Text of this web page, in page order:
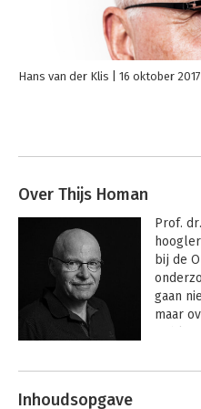
Hans van der Klis 16 oktober 2017
Over Thijs Homan
Prof.
bij de
gaan
maar
Andere boeken
Inhoudsopgave